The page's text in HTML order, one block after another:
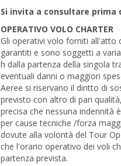
Si invita a consultare
OPERATIVO VOLO CHARTER
Gli operativi volo forniti all'atto
garantiti e sono soggetti a
h dalla partenza della singola
eventuali danni o maggiori
Aeree si riservano il diritto di
previsto con altro di pari
precisa che nessuna indennità
per cause tecniche /forza
dovute alla volontà del Tour
che l'orario operativo dei voli
partenza prevista.